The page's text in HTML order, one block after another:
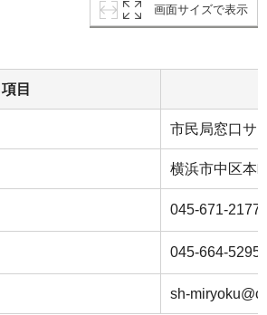
画面サイズで表示
項目
市民局窓口サ
横浜市中区本
045-671-2177
045-664-5295
sh-